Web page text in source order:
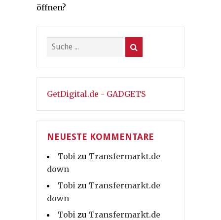
öffnen?
GetDigital.de - GADGETS
NEUESTE KOMMENTARE
Tobi zu Transfermarkt.de
down
Tobi zu Transfermarkt.de
down
Tobi zu Transfermarkt.de